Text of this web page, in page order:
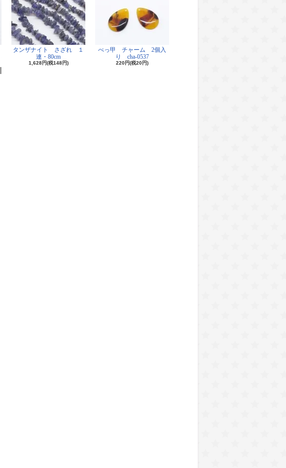
タンザナイト さざれ １
連・80cm
1,628円(税148円)
べっ甲 チャーム 2個入
り cha-0537
220円(税20円)